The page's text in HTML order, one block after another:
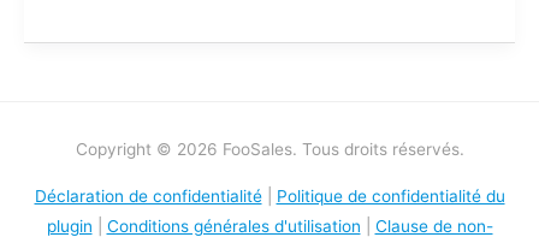
Copyright © 2026 FooSales. Tous droits réservés.
Déclaration de confidentialité| Politique de confidentialité du
plugin
Conditions générales d'utilisation Clause de non-